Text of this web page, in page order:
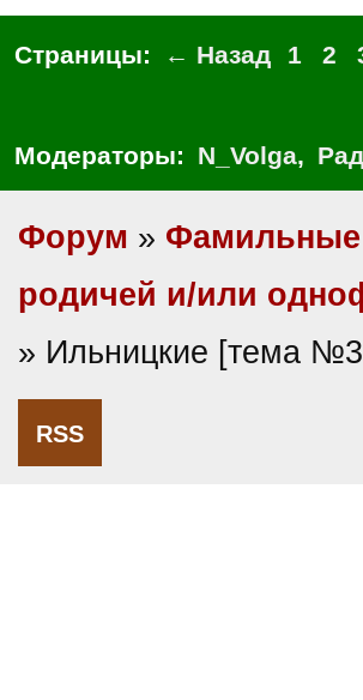
Страницы: ← Назад 1 2
Модераторы: N_Volga,
Форум »
родичей и/или
» Ильницкие [тема
RSS